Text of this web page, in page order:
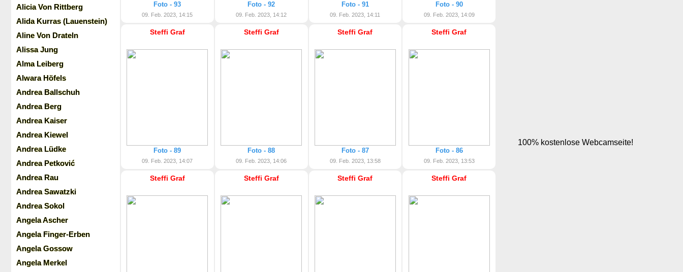
Alicia Von Rittberg
Alida Kurras (Lauenstein)
Aline Von Drateln
Alissa Jung
Alma Leiberg
Alwara Höfels
Andrea Ballschuh
Andrea Berg
Andrea Kaiser
Andrea Kiewel
Andrea Lüdke
Andrea Petković
Andrea Rau
Andrea Sawatzki
Andrea Sokol
Angela Ascher
Angela Finger-Erben
Angela Gossow
Angela Merkel
Foto - 93
09. Feb. 2023, 14:15
Foto - 92
09. Feb. 2023, 14:12
Foto - 91
09. Feb. 2023, 14:11
Foto - 90
09. Feb. 2023, 14:09
Steffi Graf
Foto - 89
09. Feb. 2023, 14:07
Steffi Graf
Foto - 88
09. Feb. 2023, 14:06
Steffi Graf
Foto - 87
09. Feb. 2023, 13:58
Steffi Graf
Foto - 86
09. Feb. 2023, 13:53
Steffi Graf Steffi Graf Steffi Graf Steffi Graf